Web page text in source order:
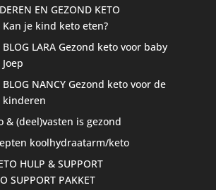
EN GEZOND KETO
Kan je kind keto eten?
BLOG LARA Gezond keto voor baby
Joep
BLOG NANCY Gezond keto voor de
kinderen
& (deel)vasten is gezond
koolhydraatarm/keto
HULP & SUPPORT
SUPPORT PAKKET